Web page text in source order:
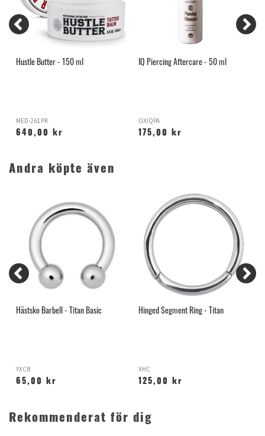
Hustle Butter - 150 ml
MED-261PK
640,00 kr
IQ Piercing Aftercare - 50 ml
OXIQPA
175,00 kr
Andra köpte även
Hästsko Barbell - Titan Basic
YXCB
65,00 kr
Hinged Segment Ring - Titan
XHC
125,00 kr
Rekommenderat för dig